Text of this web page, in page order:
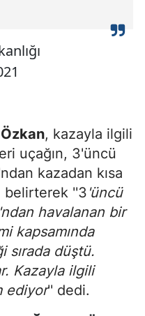
, kazayla ilgili
uçağın, 3'üncü
kazadan kısa
belirterek ''3 'üncü
havalanan bir
kapsamında
sırada düştü.
Kazayla ilgili
ediyor'' dedi.